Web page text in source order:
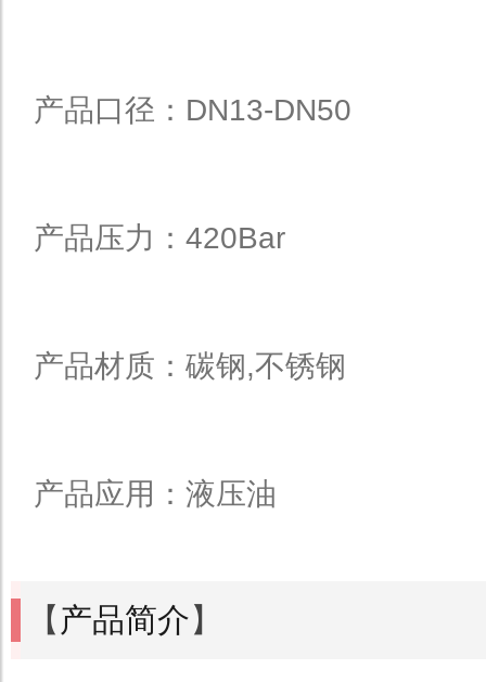
产品口径：DN13-DN50
产品压力：420Bar
产品材质：碳钢,不锈钢
产品应用：液压油
【 产品简介】